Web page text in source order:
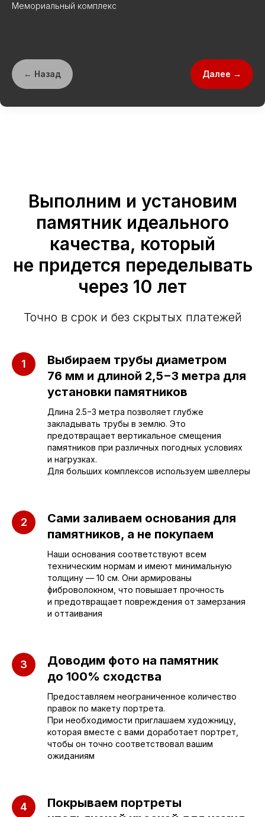
Мемориальный комплекс
← Назад Далее →
Выполним и установим
памятник идеального
качества, который
не придется переделывать
через 10 лет
Точно в срок и без скрытых платежей
Выбираем трубы диаметром
76 мм и длиной 2,5−3 метра для
установки памятников
Длина 2.5−3 метра позволяет глубже
закладывать трубы в землю. Это
предотвращает вертикальное смещения
памятников при различных погодных условиях
и нагрузках.
Для больших комплексов используем швеллеры
Сами заливаем основания для
памятников, а не покупаем
Наши основания соответствуют всем
техническим нормам и имеют минимальную
толщину — 10 см. Они армированы
фиброволокном, что повышает прочность
и предотвращает повреждения от замерзания
и оттаивания
Доводим фото на памятник
до 100% сходства
Предоставляем неограниченное количество
правок по макету портрета.
При необходимости приглашаем художницу,
которая вместе с вами доработает портрет,
чтобы он точно соответствовал вашим
ожиданиям
Покрываем портреты
Приезжайте к нам
в офис
Отдел продаж
г. Саратов, улица имени Е.И.
Пугачёва, 156
г. Энгельс, Весёлая ул., 114